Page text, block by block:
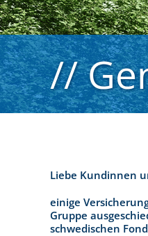
//
Liebe Kundinnen
einige
Gruppe
schwedischen